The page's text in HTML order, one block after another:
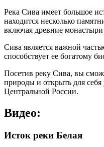
Река Сива имеет большое
находится несколько
включая древние
Сива является важной
способствует ее богатому
Посетив реку Сива, вы
природы и открыть для
Центральной России.
Видео:
Исток реки Белая